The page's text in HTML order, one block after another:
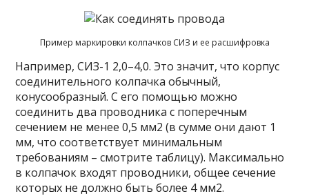
Пример маркировки колпачков СИЗ и ее расшифровка
Например, СИЗ-1 2,0–4,0. Это значит, что корпус
соединительного колпачка обычный,
конусообразный. С его помощью можно
соединить два проводника с поперечным
сечением не менее 0,5 мм2 (в сумме они дают 1
мм, что соответствует минимальным
требованиям – смотрите таблицу). Максимально
в колпачок входят проводники, общее сечение
которых не должно быть более 4 мм2.